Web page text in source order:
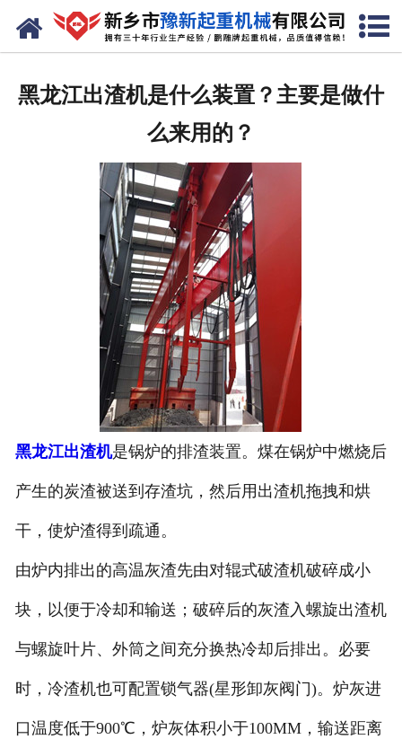
网站首页
新闻资讯
工程案例
联系我们
黑龙江出渣机是什么装置？主要是做什
么来用的？
黑龙江出渣机是锅炉的排渣装置。煤在锅炉中燃烧后
产生的炭渣被送到存渣坑，然后用出渣机拖拽和烘
干，使炉渣得到疏通。
由炉内排出的高温灰渣先由对辊式破渣机破碎成小
块，以便于冷却和输送；破碎后的灰渣入螺旋出渣机
与螺旋叶片、外筒之间充分换热冷却后排出。必要
时，冷渣机也可配置锁气器(星形卸灰阀门)。炉灰进
口温度低于900℃，炉灰体积小于100MM，输送距离